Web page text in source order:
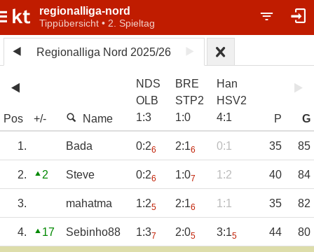
regionalliga-nord
Tippübersicht • 2. Spieltag
Regionalliga Nord 2025/26
Pos +/- Name
NDS
OLB
1:3
BRE
STP2
1:0
Han
HSV2
4:1 P G
1. Bada 0:26 2:16 0:1 35 85
2. 2 Steve 0:26 1:07 1:2 40 84
3. mahatma 1:25 2:16 1:1 35 82
4. 17 Sebinho88 1:37 2:05 3:15 44 80